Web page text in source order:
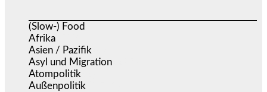
(Slow-) Food
Afrika
Asien / Pazifik
Asyl und Migration
Atompolitik
Außenpolitik